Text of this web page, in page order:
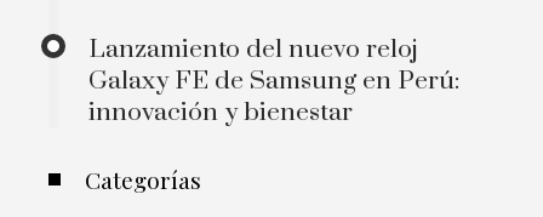
Lanzamiento del nuevo reloj
Galaxy FE de Samsung en Perú:
innovación y bienestar
Categorías